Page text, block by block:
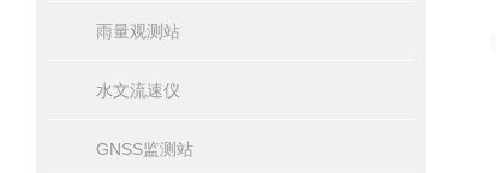
雨量观测站
水文流速仪
GNSS监测站